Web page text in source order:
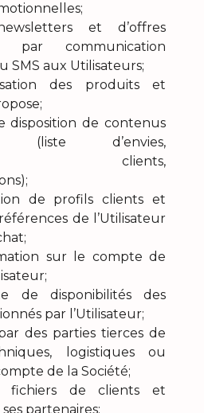
et d’offres
par communication
SMS aux Utilisateurs;
des produits et
disposition de contenus
(liste d’envies,
clients,
de profils clients et
de l’Utilisateur
sur le compte de
de disponibilités des
par l’Utilisateur;
des parties tierces de
logistiques ou
de la Société;
fichiers de clients et
partenaires;